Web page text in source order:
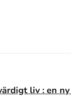
liv : en ny